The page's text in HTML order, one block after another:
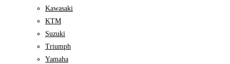
Kawasaki
KTM
Suzuki
Triumph
Yamaha